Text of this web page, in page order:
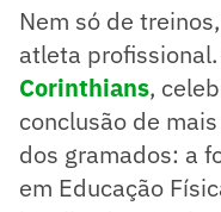
Nem só de
atleta
Corinthians,
conclusão de
dos gramados: a
em Educação